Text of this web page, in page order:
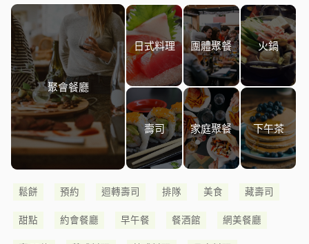
聚會餐廳
日式料理 團體聚餐 火鍋
壽司 家庭聚餐 下午茶
鬆餅 預約 迴轉壽司 排隊 美食 藏壽司
甜點 約會餐廳 早午餐 餐酒館 網美餐廳